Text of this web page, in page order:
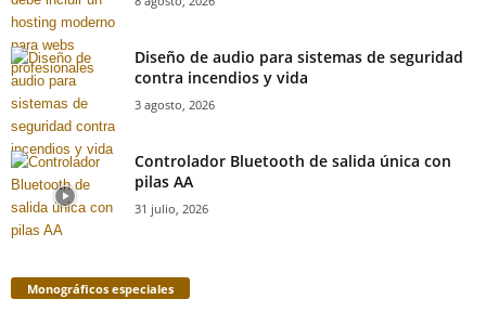
Diseño de audio para sistemas de seguridad
contra incendios y vida
3 agosto, 2026
Controlador Bluetooth de salida única con
pilas AA
31 julio, 2026
Monográficos especiales